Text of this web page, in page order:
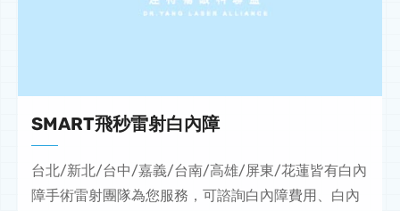
SMART飛秒雷射白內障
台北/新北/台中/嘉義/台南/高雄/屏東/花蓮皆有白內
障手術雷射團隊為您服務，可諮詢白內障費用、白內